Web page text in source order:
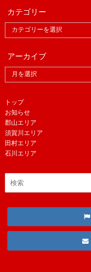
カテゴリー
アーカイブ
トップ
お知らせ
郡山エリア
須賀川エリア
田村エリア
石川エリア